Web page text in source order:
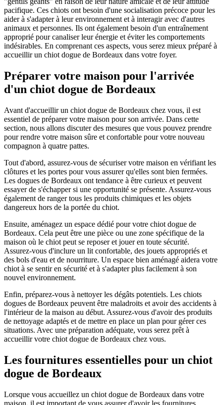
pacifique. Ces chiots ont besoin d'une socialisation précoce pour les
aider à s'adapter à leur environnement et à interagir avec d'autres
animaux et personnes. Ils ont également besoin d'un entraînement
approprié pour canaliser leur énergie et éviter les comportements
indésirables. En comprenant ces aspects, vous serez mieux préparé à
accueillir un chiot dogue de Bordeaux dans votre foyer.
Préparer votre maison pour l'arrivée
d'un chiot dogue de Bordeaux
Avant d'accueillir un chiot dogue de Bordeaux chez vous, il est
essentiel de préparer votre maison pour son arrivée. Dans cette
section, nous allons discuter des mesures que vous pouvez prendre
pour rendre votre maison sûre et confortable pour votre nouveau
compagnon à quatre pattes.
Tout d'abord, assurez-vous de sécuriser votre maison en vérifiant les
clôtures et les portes pour vous assurer qu'elles sont bien fermées.
Les dogues de Bordeaux ont tendance à être curieux et peuvent
essayer de s'échapper si une opportunité se présente. Assurez-vous
également de ranger tous les produits chimiques et les objets
dangereux hors de la portée du chiot.
Ensuite, aménagez un espace dédié pour votre chiot dogue de
Bordeaux. Cela peut être une pièce ou une zone spécifique de la
maison où le chiot peut se reposer et jouer en toute sécurité.
Assurez-vous d'inclure un lit confortable, des jouets appropriés et
des bols d'eau et de nourriture. Un espace bien aménagé aidera votre
chiot à se sentir en sécurité et à s'adapter plus facilement à son
nouvel environnement.
Enfin, préparez-vous à nettoyer les dégâts potentiels. Les chiots
dogues de Bordeaux peuvent être maladroits et avoir des accidents à
l'intérieur de la maison au début. Assurez-vous d'avoir des produits
de nettoyage adaptés et de mettre en place un plan pour gérer ces
situations. Avec une préparation adéquate, vous serez prêt à
accueillir votre chiot dogue de Bordeaux chez vous.
Les fournitures essentielles pour un chiot
dogue de Bordeaux
Lorsque vous accueillez un chiot dogue de Bordeaux dans votre
maison, il est important de vous assurer d'avoir les fournitures